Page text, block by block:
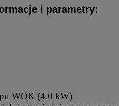
i parametry:
WOK (4.0 kW)